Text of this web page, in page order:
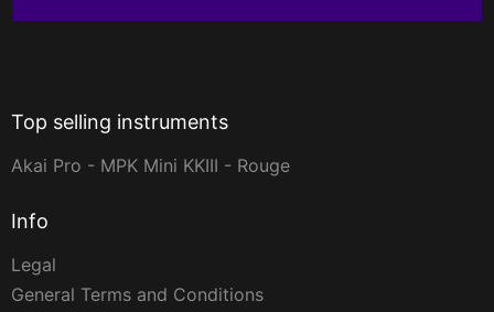
Top selling instruments
Akai Pro - MPK Mini KKIII - Rouge
Info
Legal
General Terms and Conditions